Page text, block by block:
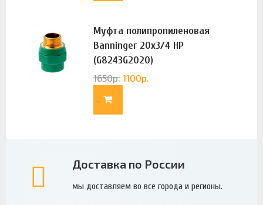
Муфта полипропиленовая
Banninger 20х3/4 НР
(G8243G2020)
1650р. 1100р.
Доставка по России
мы доставляем во все города и регионы.